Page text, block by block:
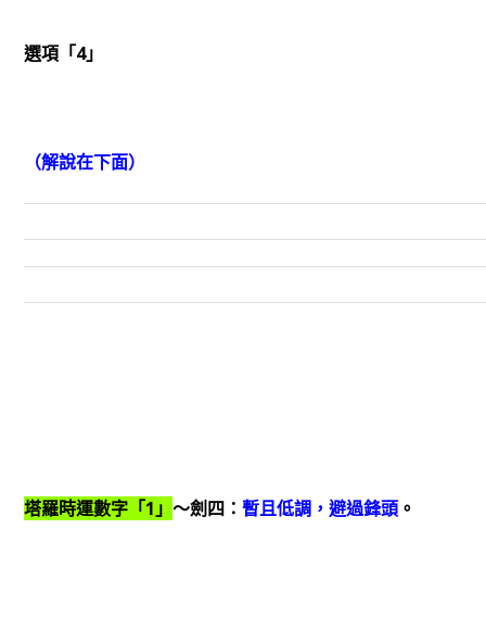
選項「4」
（解說在下面）
塔羅時運數字「1」 ～劍四： 暫且低調，避過鋒頭。